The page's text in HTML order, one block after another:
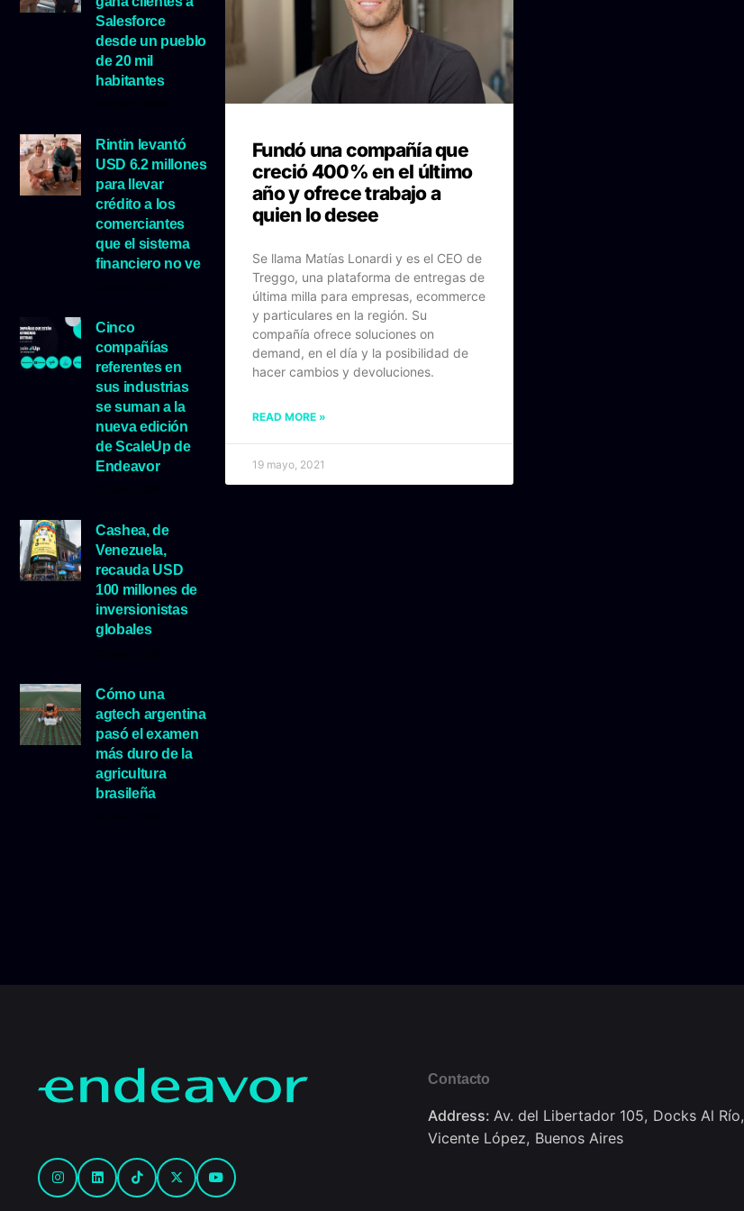
Salesforce
desde un pueblo
de 20 mil
habitantes
Rintin levantó
USD 6.2 millones
para llevar
crédito a los
comerciantes
que el sistema
financiero no ve
Cinco
compañías
referentes en
sus industrias
se suman a la
nueva edición
de ScaleUp de
Endeavor
Cashea, de
Venezuela,
recauda USD
100 millones de
inversionistas
globales
Cómo una
agtech argentina
pasó el examen
más duro de la
agricultura
brasileña
Fundó una compañía que
creció 400% en el último
año y ofrece trabajo a
quien lo desee
Se llama Matías Lonardi y es el CEO de
Treggo, una plataforma de entregas de
última milla para empresas, ecommerce
y particulares en la región. Su
compañía ofrece soluciones on
demand, en el día y la posibilidad de
hacer cambios y devoluciones.
READ MORE »
19 mayo, 2021
Contacto
Address: Av. del Libertador 105, Docks Al Río,
Vicente López, Buenos Aires